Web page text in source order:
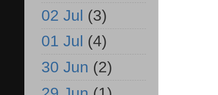
02 Jul (3)
01 Jul (4)
30 Jun (2)